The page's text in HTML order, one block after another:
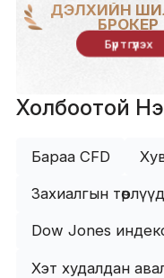
ДЭЛХИЙН
БРОКЕР
Бүртгүүлэх
Холбоотой
Бараа CFD
Захиалгын төрлүүд
Dow Jones
Хэт худалдан